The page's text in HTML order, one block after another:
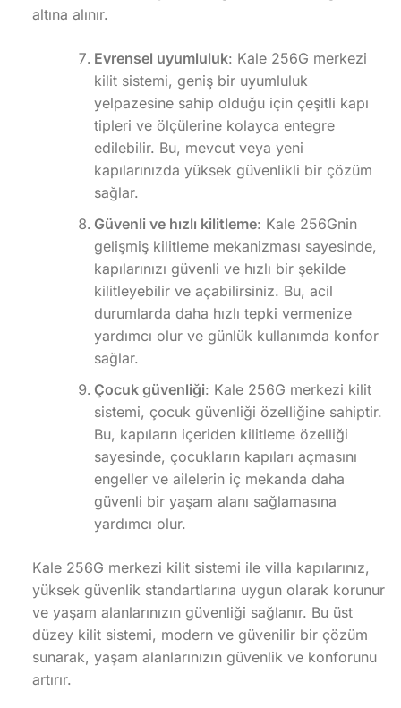
altına alınır.
Evrensel uyumluluk: Kale 256G merkezi
kilit sistemi, geniş bir uyumluluk
yelpazesine sahip olduğu için çeşitli kapı
tipleri ve ölçülerine kolayca entegre
edilebilir. Bu, mevcut veya yeni
kapılarınızda yüksek güvenlikli bir çözüm
sağlar.
Güvenli ve hızlı kilitleme: Kale 256Gnin
gelişmiş kilitleme mekanizması sayesinde,
kapılarınızı güvenli ve hızlı bir şekilde
kilitleyebilir ve açabilirsiniz. Bu, acil
durumlarda daha hızlı tepki vermenize
yardımcı olur ve günlük kullanımda konfor
sağlar.
Çocuk güvenliği: Kale 256G merkezi kilit
sistemi, çocuk güvenliği özelliğine sahiptir.
Bu, kapıların içeriden kilitleme özelliği
sayesinde, çocukların kapıları açmasını
engeller ve ailelerin iç mekanda daha
güvenli bir yaşam alanı sağlamasına
yardımcı olur.
Kale 256G merkezi kilit sistemi ile villa kapılarınız,
yüksek güvenlik standartlarına uygun olarak korunur
ve yaşam alanlarınızın güvenliği sağlanır. Bu üst
düzey kilit sistemi, modern ve güvenilir bir çözüm
sunarak, yaşam alanlarınızın güvenlik ve konforunu
artırır.